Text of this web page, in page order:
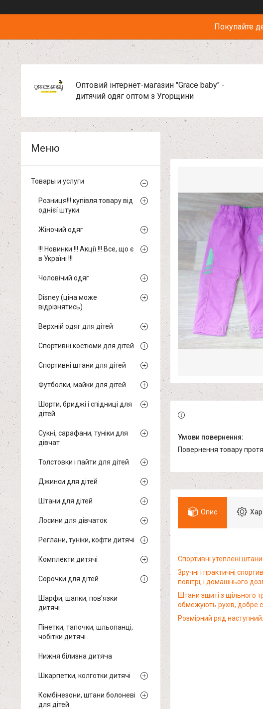
Покупайте
Оптовий інтернет-магазин "Grace baby" -
дитячий одяг оптом з Угорщини
повернення товару
Опис
Спортивні утеплені
Зручні і практичні
повітрі, і домашнього
Штани зшиті з щільного
обмежують рухів, добре
Розмірний ряд
Товары и услуги
Розниця!!! купівля товару від
однієї штуки.
Жіночий одяг
!!! Новинки !!! Акції !!! Все, що є
в Україні !!!
Чоловічий одяг
Disney (ціна може
відрізнятись)
Верхній одяг для дітей
Спортивні костюми для дітей
Спортивні штани для дітей
Футболки, майки для дітей
Шорти, бриджі і спідниці для
дітей
Сукні, сарафани, туніки для
дівчат
Толстовки і пайти для дітей
Джинси для дітей
Штани для дітей
Лосини для дівчаток
Реглани, туніки, кофти дитячі
Комплекти дитячі
Сорочки для дітей
Шарфи, шапки, пов'язки
дитячі
Пінетки, тапочки, шльопанці,
чобітки дитячі
Нижня білизна дитяча
Шкарпетки, колготки дитячі
Комбінезони, штани болоневі
для дітей